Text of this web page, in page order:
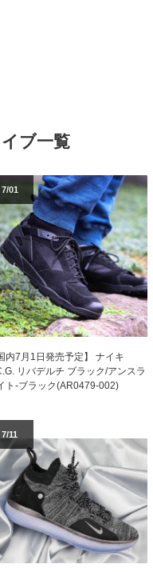
ブ一覧
7/01
内7月1日発売予定】 ナイキ
リバデルチ ブラック/アンスラ
ト-ブラック(AR0479-002)
7/11